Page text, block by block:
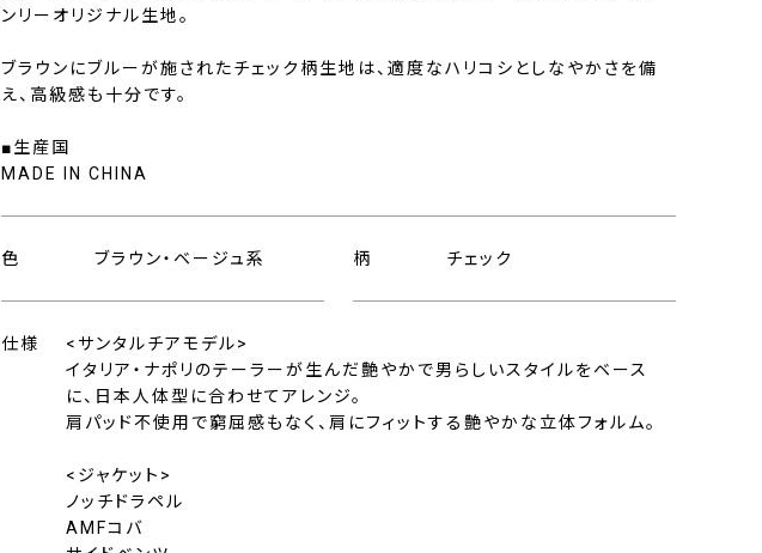
ンリーオリジナル生地。
ブラウンにブルーが施されたチェック柄生地は、適度なハリコシとしなやかさを備
え、高級感も十分です。
■生産国
MADE IN CHINA
色 ブラウン・ベージュ系 柄 チェック
仕様
<サンタルチアモデル>
イタリア・ナポリのテーラーが生んだ艶やかで男らしいスタイルをベース
に、日本人体型に合わせてアレンジ。
肩パッド不使用で窮屈感もなく、肩にフィットする艶やかな立体フォルム。
<ジャケット>
ノッチドラペル
AMFコバ